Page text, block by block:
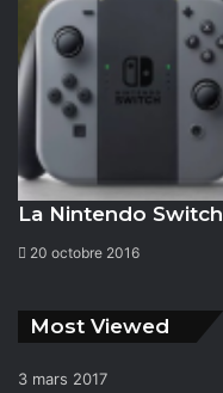
La Nintendo Switch
20 octobre 2016
Most Viewed
3 mars 2017